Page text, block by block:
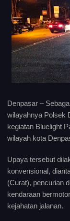
Denpasar –
wilayahnya Polsek
kegiatan Bluelight
wilayah kota
Upaya tersebut
konvensional,
(Curat), pencurian
kendaraan
kejahatan jalanan.